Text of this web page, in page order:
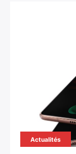
Actualités